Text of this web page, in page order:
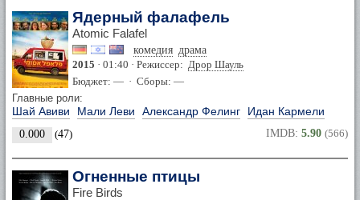
Ядерный фалафель
Atomic Falafel
комедия драма
2015 · 01:40 · Режиссер: Дрор Шауль
Бюджет: — · Сборы: —
Главные роли:
Шай Авиви Мали Леви Александр Фелинг Идан Кармели
0.000 (47) IMDB: 5.90 (566)
Огненные птицы
Fire Birds